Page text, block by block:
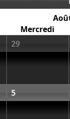
Mercredi
29
5